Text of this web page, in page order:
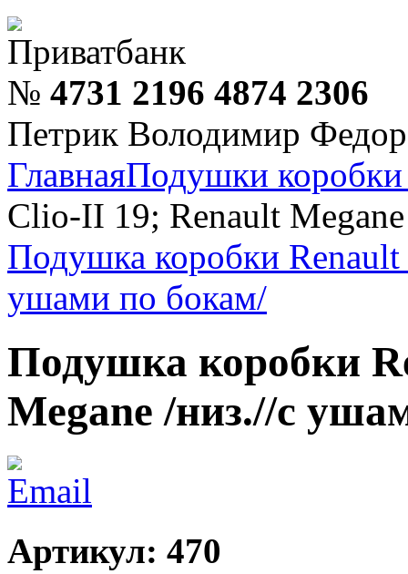
Приватбанк
№ 4731 2196 4874 2306
Петрик Володимир
ГлавнаяПодушки коробки
Clio-II 19; Renault
Подушка коробки
ушами по бокам/
Подушка коробки
Megane /низ.//с
Артикул: 470